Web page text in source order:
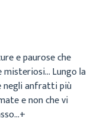
e paurose che
misteriosi… Lungo la
negli anfratti più
e non che vi